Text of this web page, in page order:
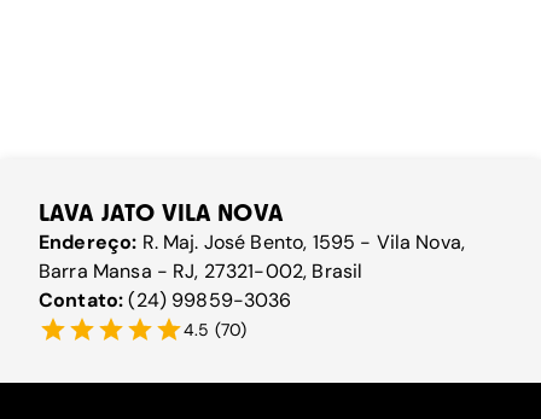
LAVA JATO VILA NOVA
Endereço: R. Maj. José Bento, 1595 - Vila Nova,
Barra Mansa - RJ, 27321-002, Brasil
Contato:(24) 99859-3036
4.5 (70)